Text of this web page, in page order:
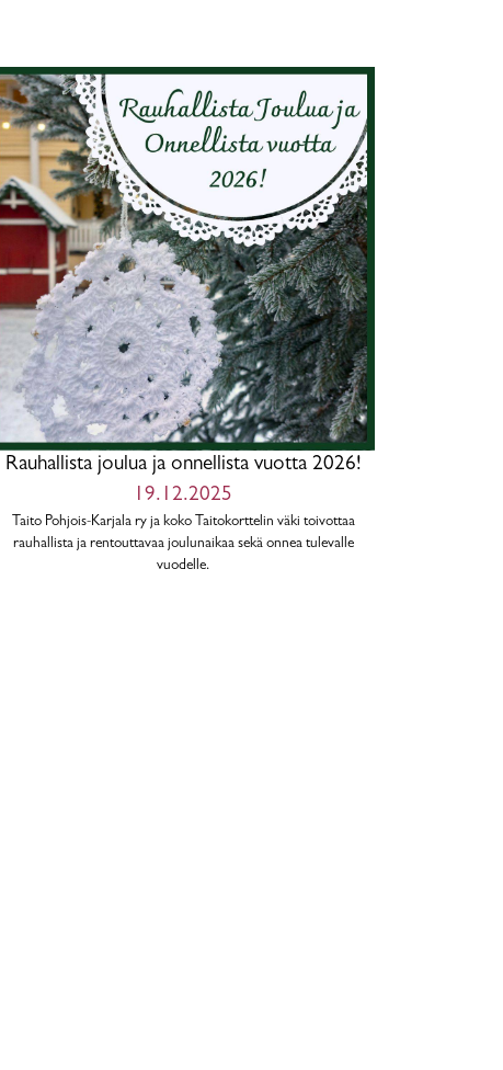
Rauhallista joulua ja onnellista vuotta 2026!
19.12.2025
Taito Pohjois-Karjala ry ja koko Taitokorttelin väki toivottaa
rauhallista ja rentouttavaa joulunaikaa sekä onnea tulevalle
vuodelle.